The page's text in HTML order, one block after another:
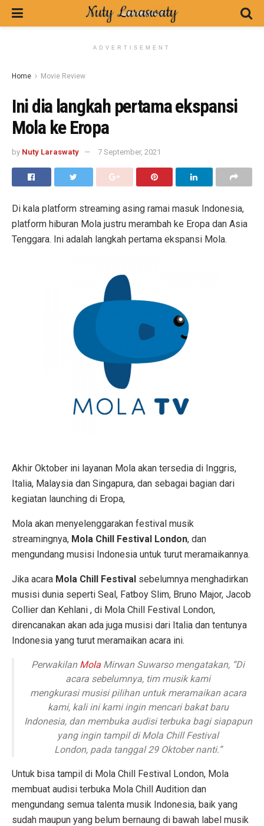
ADVERTISEMENT
Home Movie Review
Ini dia langkah pertama ekspansi
Mola ke Eropa
by Nuty Laraswaty 7 September, 2021
Di kala platform streaming asing ramai masuk Indonesia,
platform hiburan Mola justru merambah ke Eropa dan Asia
Tenggara. Ini adalah langkah pertama ekspansi Mola.
Akhir Oktober ini layanan Mola akan tersedia di Inggris,
Italia, Malaysia dan Singapura, dan sebagai bagian dari
kegiatan launching di Eropa,
Mola akan menyelenggarakan festival musik
streamingnya, Mola Chill Festival London, dan
mengundang musisi Indonesia untuk turut meramaikannya.
Jika acara Mola Chill Festival sebelumnya menghadirkan
musisi dunia seperti Seal, Fatboy Slim, Bruno Major, Jacob
Collier dan Kehlani , di Mola Chill Festival London,
direncanakan akan ada juga musisi dari Italia dan tentunya
Indonesia yang turut meramaikan acara ini.
Perwakilan Mola Mirwan Suwarso mengatakan, “Di
acara sebelumnya, tim musik kami
mengkurasi musisi pilihan untuk meramaikan acara
kami, kali ini kami ingin mencari bakat baru
Indonesia, dan membuka audisi terbuka bagi siapapun
yang ingin tampil di Mola Chill Festival
London, pada tanggal 29 Oktober nanti.”
Untuk bisa tampil di Mola Chill Festival London, Mola
membuat audisi terbuka Mola Chill Audition dan
mengundang semua talenta musik Indonesia, baik yang
sudah maupun yang belum bernaung di bawah label musik